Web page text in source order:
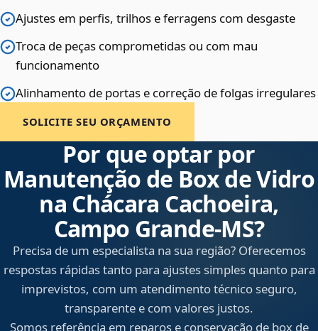
Ajustes em perfis, trilhos e ferragens com desgaste
Troca de peças comprometidas ou com mau
funcionamento
Alinhamento de portas e correção de folgas irregulares
SOLICITE SEU ORÇAMENTO
Por que optar por
Manutenção de Box de Vidro
na Chácara Cachoeira,
Campo Grande‑MS?
Precisa de um especialista na sua região? Oferecemos
respostas rápidas tanto para ajustes simples quanto para
imprevistos, com um atendimento técnico seguro,
transparente e com valores justos.
Somos referência em reparos e conservação de box de